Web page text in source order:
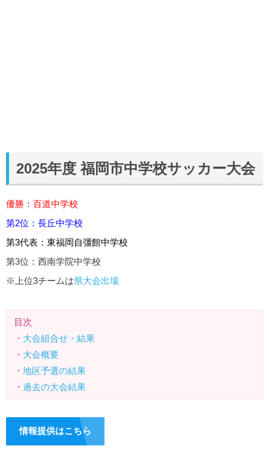
2025年度 福岡市中学校サッカー大会
優勝：百道中学校
第2位：長丘中学校
第3代表：東福岡自彊館中学校
第3位：西南学院中学校
※上位3チームは県大会出場
目次
・ 大会組合せ・結果
・ 大会概要
・ 地区予選の結果
・ 過去の大会結果
情報提供はこちら